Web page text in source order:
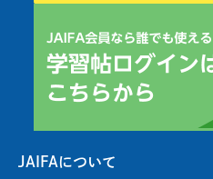
JAIFAについて